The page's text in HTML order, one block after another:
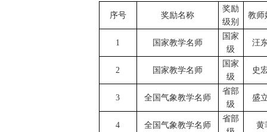
序号 奖励名称
奖励
级别
教师
1 国家教学名师
国家
级
汪
2 国家教学名师
国家
级
史
3 全国气象教学名师
省部
级
盛
4 全国气象教学名师
省部
黄